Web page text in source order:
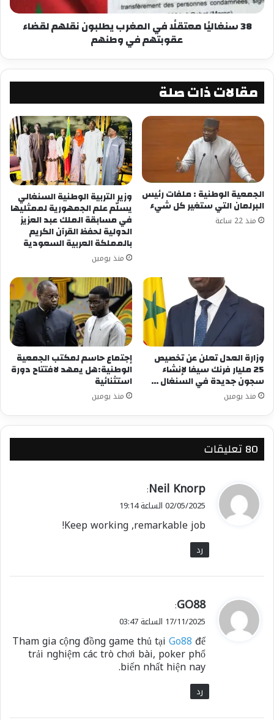
معجب بهذه:
38 سنغاليًا معتقلًا في المغرب يطلبون نقلهم لقضاء
عقوبتهم في وطنهم
مقالات ذات صلة
الجمعية الوطنية : ملفات رئيس
البرلمان التي ستغير كل شيء
منذ 22 ساعة
وزير التربية الوطنية السنغالي
يسلّم علم الجمهورية لممثليها
في مسابقة الملك عبد العزيز
الدولية لحفظ القرآن الكريم
بالمملكة العربية السعودية
منذ يومين
وزارة العدل تعلن عن تخصيص
25 مليار فرنك سيفا لإنشاء
سجون جديدة في السنغال …
منذ يومين
إجتماع حاسم لمكتب الجمعية
الوطنية:هل يمهد لافتتاح دورة
استثنائية
منذ يومين
‫80 تعليقات
ي
ق
ل
Neil Knorp
:
02/05/2025 الساعة 19:14
Keep working ,remarkable job!
رد
ي
ق
ل
GO88
:
17/11/2025 الساعة 03:47
Tham gia cộng đồng game thủ tạiGo88 để
trải nghiệm các trò chơi bài, poker phổ
biến nhất hiện nay.
رد